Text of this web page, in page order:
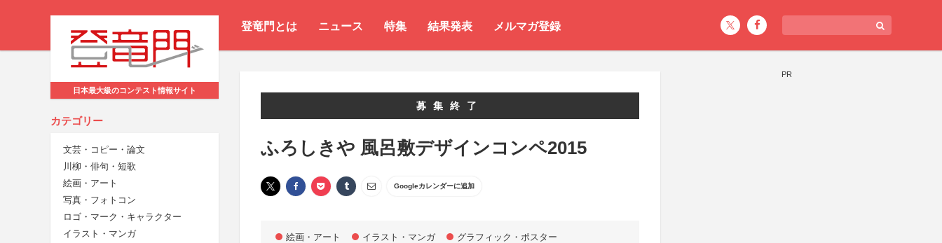
登竜門とは ニュース 特集 結果発表 メルマガ登録
日本最大級のコンテスト情報サイト
カテゴリー
文芸・コピー・論文
川柳・俳句・短歌
絵画・アート
写真・フォトコン
ロゴ・マーク・キャラクター
イラスト・マンガ
募集終了
ふろしきや 風呂敷デザインコンペ2015
Googleカレンダーに追加
絵画・アート イラスト・マンガ グラフィック・ポスター
PR